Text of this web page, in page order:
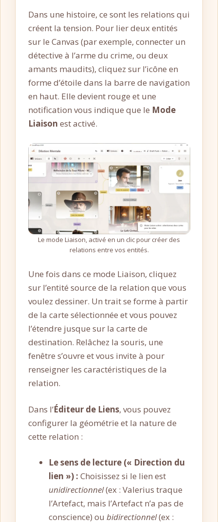
Dans une histoire, ce sont les relations qui
créent la tension. Pour lier deux entités
sur le Canvas (par exemple, connecter un
détective à l’arme du crime, ou deux
amants maudits), cliquez sur l’icône en
forme d’étoile dans la barre de navigation
en haut. Elle devient rouge et une
notification vous indique que le Mode
Liaison est activé.
Le mode Liaison, activé en un clic pour créer des
relations entre vos entités.
Une fois dans ce mode Liaison, cliquez
sur l’entité source de la relation que vous
voulez dessiner. Un trait se forme à partir
de la carte sélectionnée et vous pouvez
l’étendre jusque sur la carte de
destination. Relâchez la souris, une
fenêtre s’ouvre et vous invite à pour
renseigner les caractéristiques de la
relation.
Dans l’Éditeur de Liens, vous pouvez
configurer la géométrie et la nature de
cette relation :
Le sens de lecture (« Direction du
lien ») : Choisissez si le lien est
unidirectionnel(ex : Valerius traque
l’Artefact, mais l’Artefact n’a pas de
conscience) ou bidirectionnel(ex :